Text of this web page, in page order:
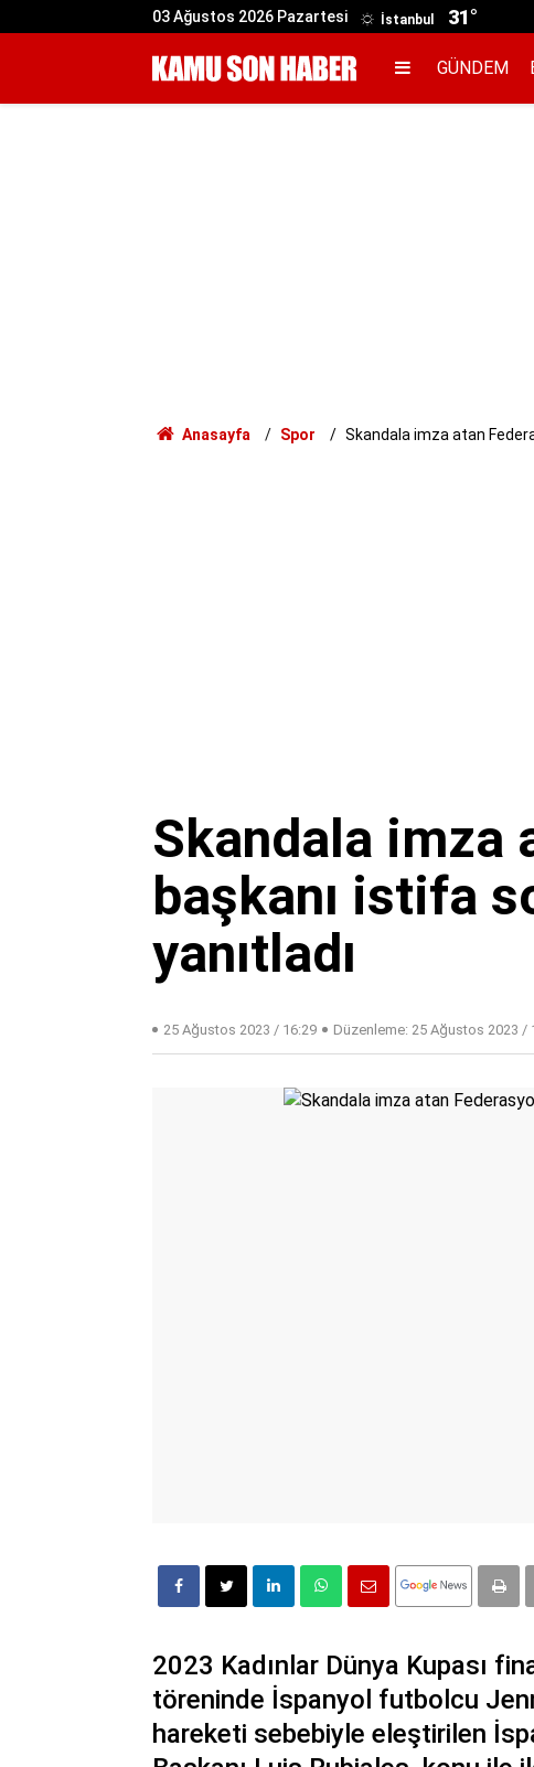
03 Ağustos 2026 Pazartesi İstanbul 31°
GÜNDEM
Anasayfa Spor Skandala imza atan
Skandala imza
başkanı istifa
yanıtladı
25 Ağustos 2023 / 16:29 Düzenleme: 25 Ağustos 2023 /
2023 Kadınlar Dünya Kupası
töreninde İspanyol futbolcu
hareketi sebebiyle eleştirilen